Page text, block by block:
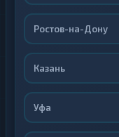
Ростов-на-Дону
Казань
Уфа